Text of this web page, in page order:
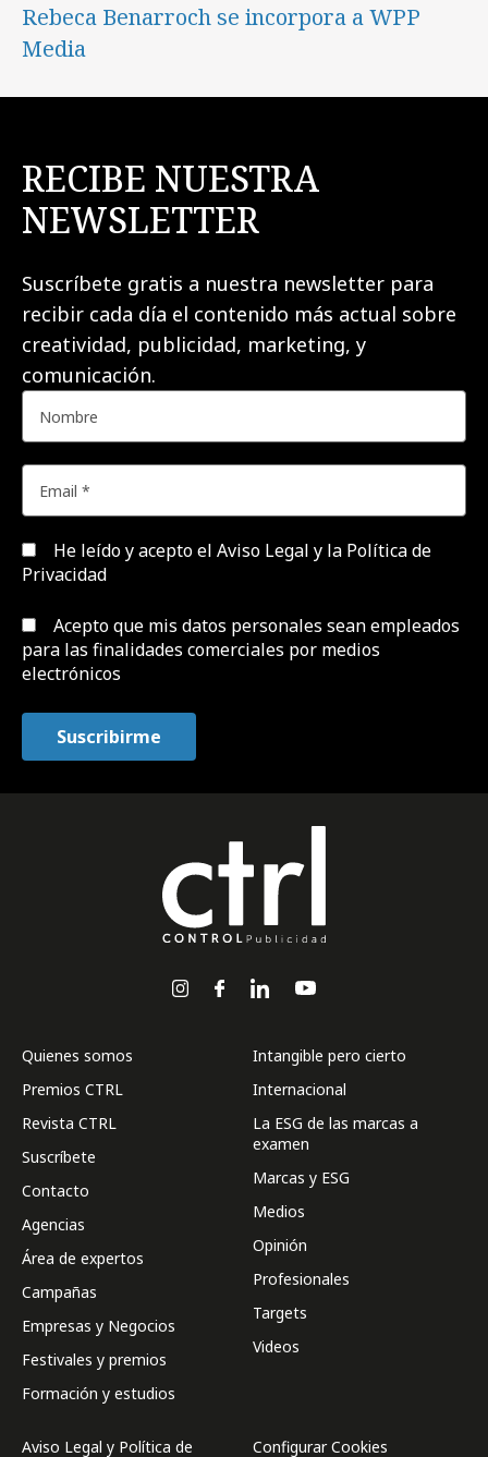
Rebeca Benarroch se incorpora a WPP
Media
RECIBE NUESTRA
NEWSLETTER
Suscríbete gratis a nuestra newsletter para
recibir cada día el contenido más actual sobre
creatividad, publicidad, marketing, y
comunicación.
He leído y acepto el Aviso Legal y la Política de
Privacidad
Acepto que mis datos personales sean empleados
para las finalidades comerciales por medios
electrónicos
Quienes somos
Premios CTRL
Revista CTRL
Suscríbete
Contacto
Agencias
Área de expertos
Campañas
Empresas y Negocios
Festivales y premios
Formación y estudios
Intangible pero cierto
Internacional
La ESG de las marcas a
examen
Marcas y ESG
Medios
Opinión
Profesionales
Targets
Videos
Aviso Legal y Política de
Configurar Cookies